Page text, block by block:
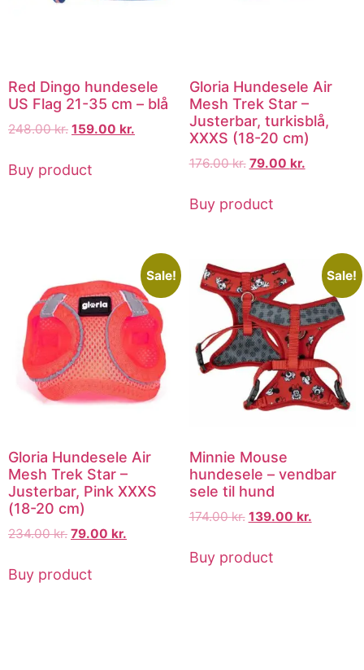
Red Dingo hundesele
US Flag 21-35 cm – blå
248.00kr. 159.00 kr.
Buy product
Gloria Hundesele Air
Mesh Trek Star –
Justerbar, turkisblå,
XXXS (18-20 cm)
176.00kr. 79.00 kr.
Buy product
Sale!
Gloria Hundesele Air
Mesh Trek Star –
Justerbar, Pink XXXS
(18-20 cm)
234.00kr. 79.00 kr.
Buy product
Sale!
Minnie Mouse
hundesele – vendbar
sele til hund
174.00kr. 139.00 kr.
Buy product